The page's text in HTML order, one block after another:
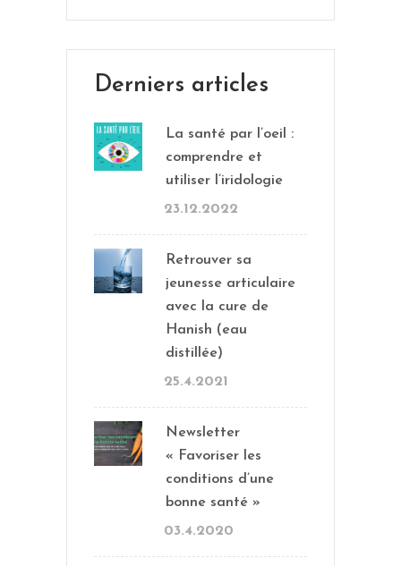
Derniers articles
La santé par l’oeil :
comprendre et
utiliser l’iridologie
23.12.2022
Retrouver sa
jeunesse articulaire
avec la cure de
Hanish (eau
distillée)
25.4.2021
Newsletter
« Favoriser les
conditions d’une
bonne santé »
03.4.2020